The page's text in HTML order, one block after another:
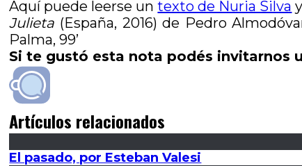
Aquí puede leerse untexto de Nuria Silva
Julieta (España, 2016) de Pedro
Palma, 99’
Si te gustó esta nota podés invitarnos
Artículos relacionados
El pasado, por Esteban Valesi